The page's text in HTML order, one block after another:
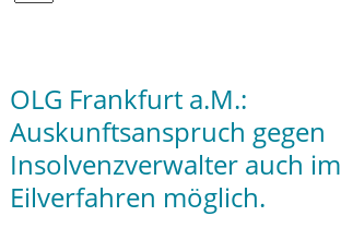
OLG Frankfurt a.M.:
Auskunftsanspruch gegen
Insolvenzverwalter auch im
Eilverfahren möglich.